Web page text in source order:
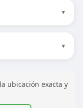
▼
▼
ubicación exacta y